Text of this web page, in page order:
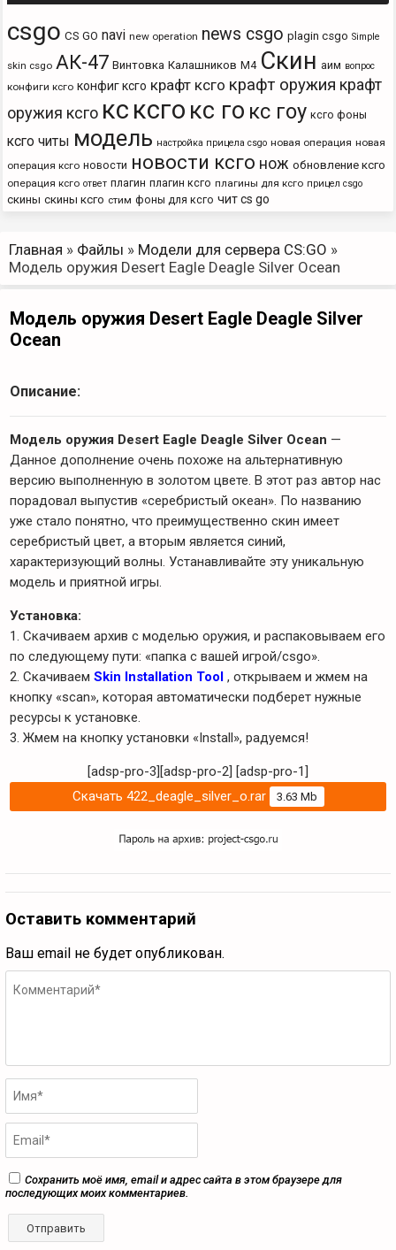
csgo CS GO navi new operation news csgo plagin csgo Simple
skin csgo АК-47 Винтовка Калашников М4 Скин аим вопрос
конфиги ксго конфиг ксго крафт ксго крафт оружия крафт
оружия ксго кс ксго кс го кс гоу ксго фоны
ксго читы модель настройка прицела csgo новая операция новая
операция ксго новости новости ксго нож обновление ксго
операция ксго ответ плагин плагин ксго плагины для ксго прицел csgo
скины скины ксго стим фоны для ксго чит cs go
Главная » Файлы » Модели для сервера CS:GO »
Модель оружия Desert Eagle Deagle Silver Ocean
Модель оружия Desert Eagle Deagle Silver
Ocean
Описание:
Модель оружия Desert Eagle Deagle Silver Ocean —
Данное дополнение очень похоже на альтернативную
версию выполненную в золотом цвете. В этот раз автор нас
порадовал выпустив «серебристый океан». По названию
уже стало понятно, что преимущественно скин имеет
серебристый цвет, а вторым является синий,
характеризующий волны. Устанавливайте эту уникальную
модель и приятной игры.
Установка:
1. Скачиваем архив с моделью оружия, и распаковываем его
по следующему пути: «папка с вашей игрой/csgo».
2. Скачиваем Skin Installation Tool , открываем и жмем на
кнопку «scan», которая автоматически подберет нужные
ресурсы к установке.
3. Жмем на кнопку установки «Install», радуемся!
[adsp-pro-3][adsp-pro-2] [adsp-pro-1]
Скачать 422_deagle_silver_o.rar
3.63 Mb
Оставить комментарий
Ваш email не будет опубликован.
Сохранить моё имя, email и адрес сайта в этом браузере для
последующих моих комментариев.